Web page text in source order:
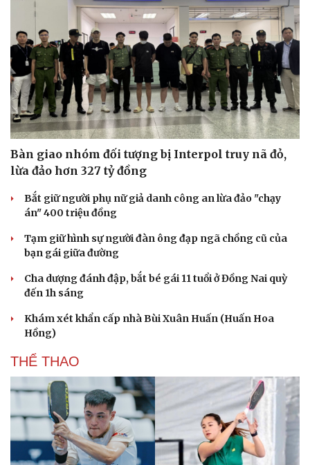
Văn hóa
Sân khấu - Điện ảnh
Văn học
Âm nhạc
Di sản
Giải trí
Nghệ sĩ
Thời trang
Sao Việt
Bàn giao nhóm đối tượng bị Interpol truy nã đỏ,
lừa đảo hơn 327 tỷ đồng
Bắt giữ người phụ nữ giả danh công an lừa đảo "chạy
án" 400 triệu đồng
Tạm giữ hình sự người đàn ông đạp ngã chồng cũ của
bạn gái giữa đường
Cha dượng đánh đập, bắt bé gái 11 tuổi ở Đồng Nai quỳ
đến 1h sáng
Khám xét khẩn cấp nhà Bùi Xuân Huấn (Huấn Hoa
Hồng)
THỂ THAO